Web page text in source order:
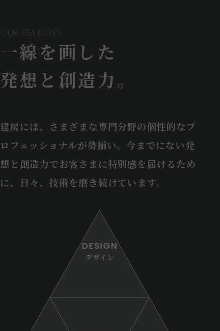
DESIGN
デザイン
OUR FEATURES
一線を画した
発想と創造力。
建房には、さまざまな専門分野の個性的なプ
ロフェッショナルが勢揃い。今までにない発
想と創造力でお客さまに特別感を届けるため
に、日々、技術を磨き続けています。